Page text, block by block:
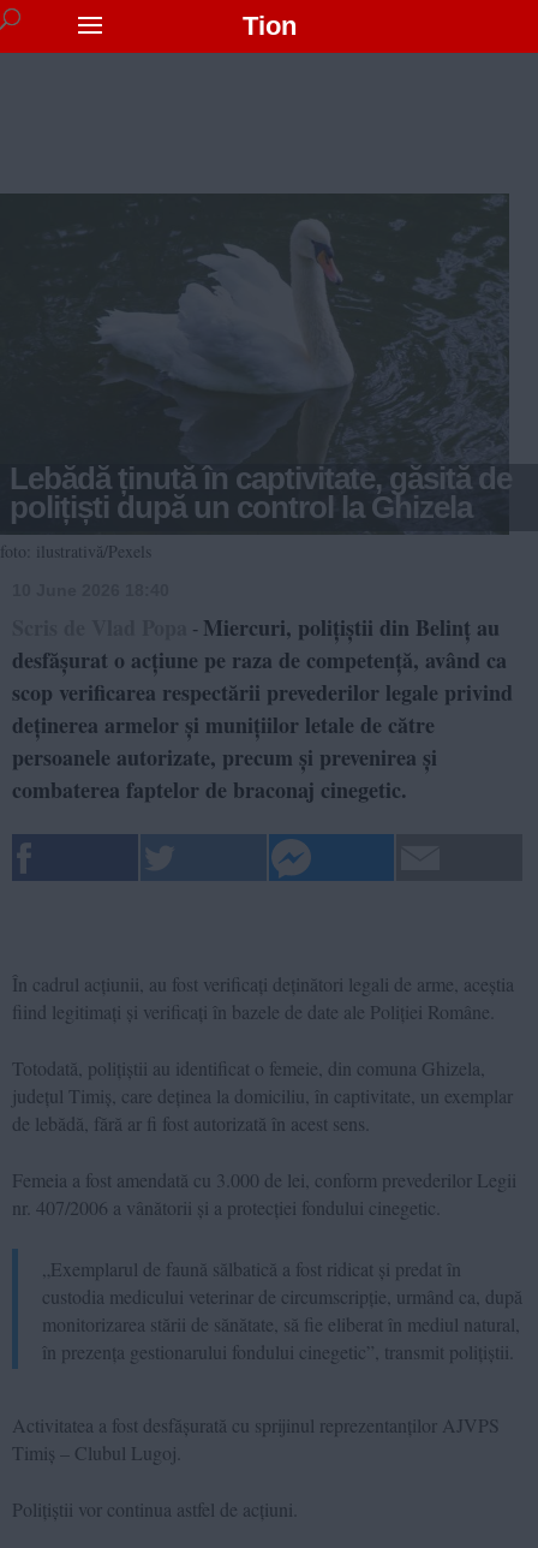
Tion
Lebădă ținută în captivitate, găsită de
polițiști după un control la Ghizela
foto: ilustrativă/Pexels
- Miercuri, polițiștii din Belinț au
desfășurat o acțiune pe raza de competență, având ca
scop verificarea respectării prevederilor legale privind
deținerea armelor și munițiilor letale de către
persoanele autorizate, precum și prevenirea și
combaterea faptelor de braconaj cinegetic.
În cadrul acțiunii, au fost verificați deținători legali de arme, aceștia
fiind legitimați și verificați în bazele de date ale Poliției Române.
Totodată, polițiștii au identificat o femeie, din comuna Ghizela,
județul Timiș, care deținea la domiciliu, în captivitate, un exemplar
de lebădă, fără ar fi fost autorizată în acest sens.
Femeia a fost amendată cu 3.000 de lei, conform prevederilor Legii
nr. 407/2006 a vânătorii și a protecției fondului cinegetic.
„Exemplarul de faună sălbatică a fost ridicat și predat în
custodia medicului veterinar de circumscripție, urmând ca, după
monitorizarea stării de sănătate, să fie eliberat în mediul natural,
în prezența gestionarului fondului cinegetic”, transmit polițiștii.
Activitatea a fost desfășurată cu sprijinul reprezentanților AJVPS
Timiș – Clubul Lugoj.
Polițiștii vor continua astfel de acțiuni.